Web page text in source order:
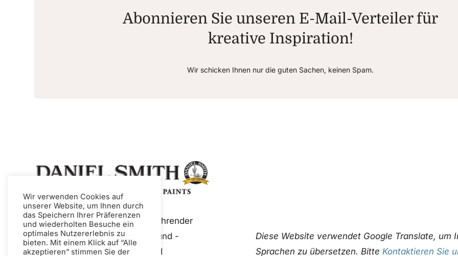
Abonnieren Sie unseren E-Mail-Verteiler für
kreative Inspiration!
Wir schicken Ihnen nur die guten Sachen, keinen Spam.
Daniel Smith ist ein weltweit führender
Hersteller von Künstlerfarben und -
medien, darunter Aquarell- und
Diese Website verwendet Google Translate,
Sprachen zu übersetzen. BitteKontaktieren Sie
Wir verwenden Cookies auf
unserer Website, um Ihnen durch
das Speichern Ihrer Präferenzen
und wiederholten Besuche ein
optimales Nutzererlebnis zu
bieten. Mit einem Klick auf “Alle
akzeptieren” stimmen Sie der